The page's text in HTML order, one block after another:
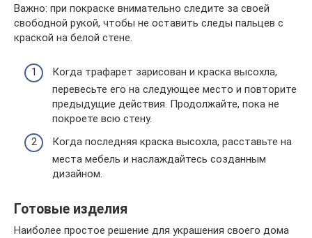
Важно: при покраске внимательно следите за своей
свободной рукой, чтобы не оставить следы пальцев с
краской на белой стене.
Когда трафарет зарисован и краска высохла,
перевесьте его на следующее место и повторите
предыдущие действия. Продолжайте, пока не
покроете всю стену.
Когда последняя краска высохла, расставьте на
места мебель и наслаждайтесь созданным
дизайном.
Готовые изделия
Наиболее простое решение для украшения своего дома